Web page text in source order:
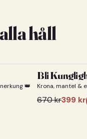
håll
👑
Bli
Krona, mantel &
670kr399 kr